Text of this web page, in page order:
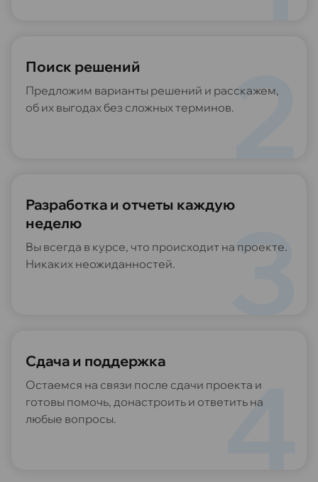
Поиск решений
Предложим варианты решений и расскажем,
об их выгодах без сложных терминов.
Разработка и отчеты каждую
неделю
Вы всегда в курсе, что происходит на проекте.
Никаких неожиданностей.
Сдача и поддержка
Остаемся на связи после сдачи проекта и
готовы помочь, донастроить и ответить на
любые вопросы.